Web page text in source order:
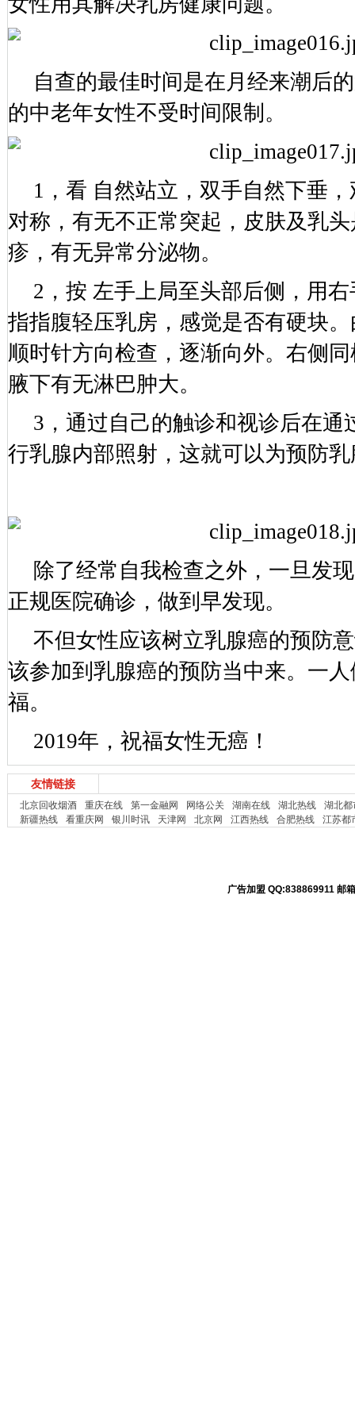
自查的最佳时间是在月经来潮后
的中老年女性不受时间限制。
1，看 自然站立，双手自然下垂
对称，有无不正常突起，皮肤及乳
疹，有无异常分泌物。
2，按 左手上局至头部后侧，用
指指腹轻压乳房，感觉是否有硬块
顺时针方向检查，逐渐向外。右侧
腋下有无淋巴肿大。
3，通过自己的触诊和视诊后在通
行乳腺内部照射，这就可以为预防
除了经常自我检查之外，一旦发
正规医院确诊，做到早发现。
不但女性应该树立乳腺癌的预防
该参加到乳腺癌的预防当中来。一
福。
2019年，祝福女性无癌！
友情链接
北京回收烟酒 重庆在线 第一金融网 网络公关 湖南在线 湖北热线
湖北都
新疆热线
看重庆网 银川时讯 天津网 北京网 江西热线 合肥热线 江苏都
广告加盟 QQ:838869911 邮